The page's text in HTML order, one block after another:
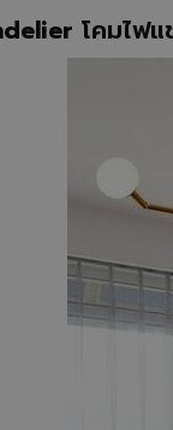
โคมไฟ